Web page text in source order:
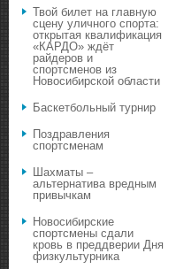
Твой билет на главную
сцену уличного спорта:
открытая квалификация
«КАРДО» ждёт
райдеров и
спортсменов из
Новосибирской области
Баскетбольный турнир
Поздравления
спортсменам
Шахматы –
альтернатива вредным
привычкам
Новосибирские
спортсмены сдали
кровь в преддверии Дня
физкультурника